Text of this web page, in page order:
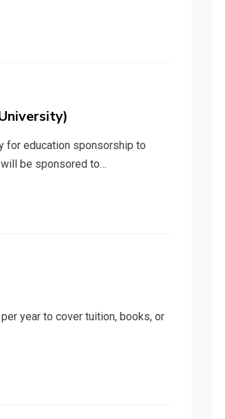
for education sponsorship to
be sponsored to…
year to cover tuition, books, or